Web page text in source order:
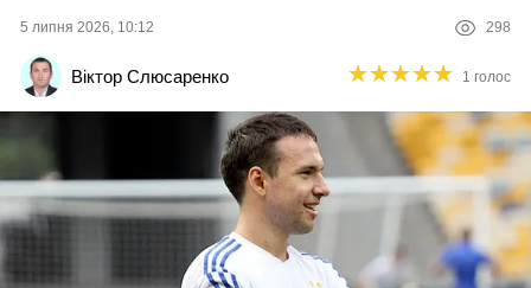
Різне
Букмекери
Казино
5 липня 2026, 10:12 298
Віктор Слюсаренко ★★★★★
★★★★★ 1 голос